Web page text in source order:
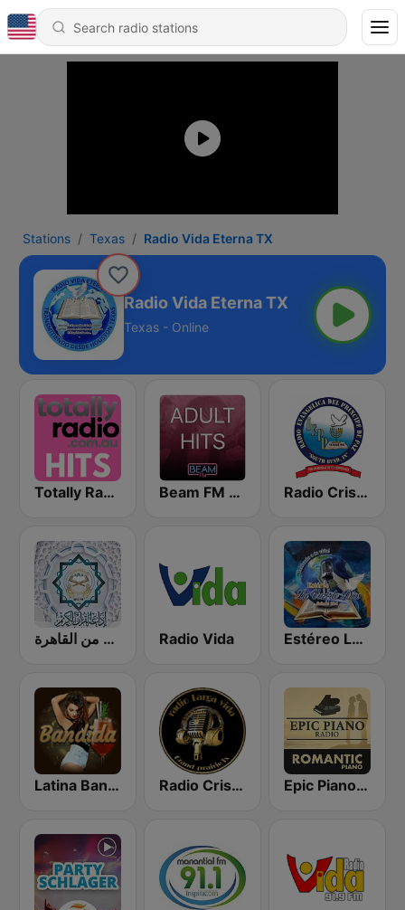
Stations Texas Radio Vida Eterna TX
Radio Vida Eterna TX
Texas - Online
Totally Radio Hits Beam FM - Adult Hits Radio Cristiana Principe de Paz
إذاعة القرآن الكريم من القاهرة Radio Vida Estéreo La Voz De Dios
Latina Bandida! Radio Cristiana Larga Vida Texas Epic Piano - ROMANTIC PIANO